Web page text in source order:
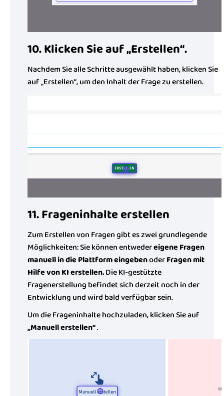
10. Klicken Sie auf „Erstellen“.
Nachdem Sie alle Schritte ausgewählt haben, klicken Sie
auf „Erstellen“, um den Inhalt der Frage zu erstellen.
11. Frageninhalte erstellen
Zum Erstellen von Fragen gibt es zwei grundlegende
Möglichkeiten: Sie können entwedereigene Fragen
manuell in die Plattform eingebenoderFragen mit
Hilfe von KI erstellen.Die KI-gestützte
Fragenerstellung befindet sich derzeit noch in der
Entwicklung und wird bald verfügbar sein.
Um die Frageninhalte hochzuladen, klicken Sie auf
„Manuell erstellen“.